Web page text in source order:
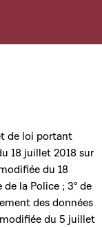
réunions
de loi portant
18 juillet 2018 sur
du 18
la Police ; 3° de
des données
modifiée du 5 juillet